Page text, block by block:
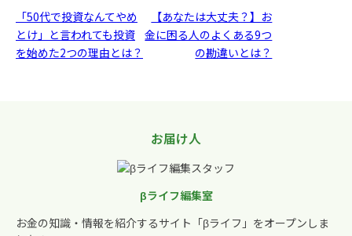
「50代で投資なんてやめ
とけ」と言われても投資
を始めた2つの理由とは？
【あなたは大丈夫？】お
金に困る人のよくある9つ
の勘違いとは？
お届け人
βライフ編集室
お金の知識・情報を紹介するサイト「βライフ」をオープンしま